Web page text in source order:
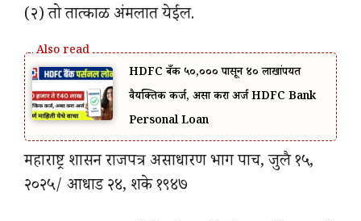
(२) तो तात्काळ अंमलात येईल.
HDFC बँक ₹५०,००० पासून ₹४० लाखांपर्यंत
वैयक्तिक कर्ज, असा करा अर्ज HDFC Bank
Personal Loan
महाराष्ट्र शासन राजपत्र असाधारण भाग पाच, जुलै १५,
२०२५/ आधाड २४, शके १९४७